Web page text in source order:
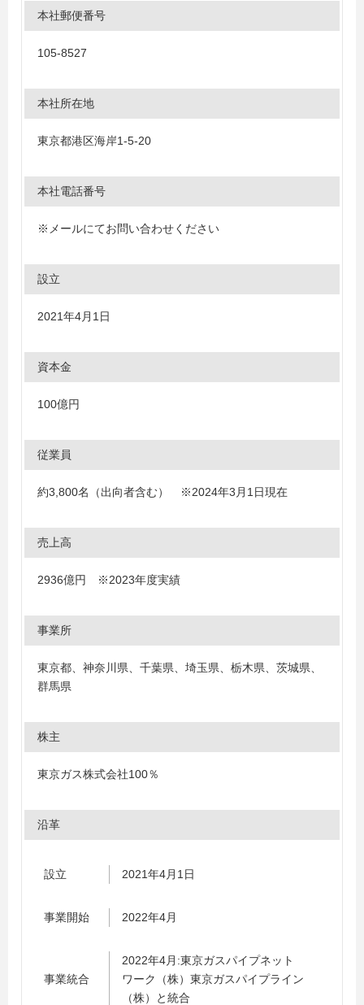
本社郵便番号
105-8527
本社所在地
東京都港区海岸1-5-20
本社電話番号
※メールにてお問い合わせください
設立
2021年4月1日
資本金
100億円
従業員
約3,800名（出向者含む） ※2024年3月1日現在
売上高
2936億円 ※2023年度実績
事業所
東京都、神奈川県、千葉県、埼玉県、栃木県、茨城県、
群馬県
株主
東京ガス株式会社100％
沿革
設立 2021年4月1日
事業開始 2022年4月
事業統合
2022年4月:東京ガスパイプネット
ワーク（株）東京ガスパイプライン
（株）と統合